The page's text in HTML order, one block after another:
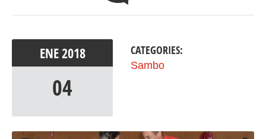
ENE2018
04
CATEGORIES:
Sambo